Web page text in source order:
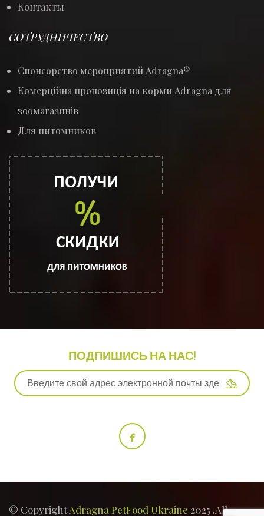
Контакты
СОТРУДНИЧЕСТВО
Спонсорство мероприятий Adragna®
Комерційна пропозиція на корми Adragna для
зоомагазинів
Для питомников
ПОДПИШИСЬ НА НАС!
© CopyrightAdragna PetFood Ukraine 2025 .All